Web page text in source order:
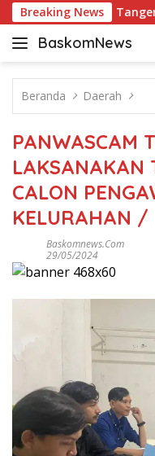
Langsung
ke
konten
Breaking News
2026 di ICE BSD
BaskomNews
Informasi
dan
Beranda Daerah
PANWASCAM
LAKSANAKAN
CALON
KELURAHAN /
Baskomnews.com
29/05/2024